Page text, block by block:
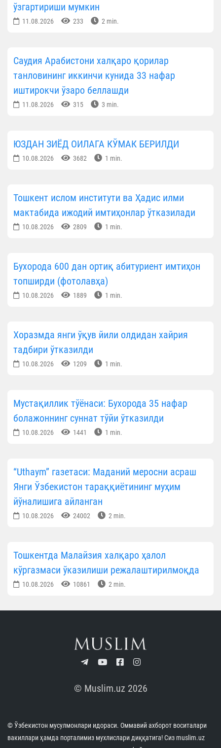
ўзгартириши мумкин
11.08.2026 233 2 min.
Саудия Арабистони халқаро қорилар
танловининг иккинчи кунида 33 нафар
иштирокчи ўзаро беллашди
11.08.2026 315 3 min.
ЮЗДАН ЗИЁД ОИЛАГА КЎМАК БЕРИЛДИ
10.08.2026 3682 1 min.
Тошкент ислом институти ва Ҳадис илми
мактабида ижодий имтиҳонлар ўтказилади
10.08.2026 2809 1 min.
Бухорода 600 дан ортиқ абитуриент имтиҳон
топширди (фотолавҳа)
10.08.2026 1889 1 min.
Хоразмда янги ўқув йили олдидан хайрия
тадбири ўтказилди
10.08.2026 1209 1 min.
Мустақиллик тўёнаси: Бухорода 35 нафар
болажоннинг суннат тўйи ўтказилди
10.08.2026 1441 1 min.
“Uthaym” газетаси: Маданий меросни асраш
Янги Ўзбекистон тараққиётининг муҳим
йўналишига айланган
10.08.2026 24002 2 min.
Тошкентда Малайзия халқаро ҳалол
кўргазмаси ўказилиши режалаштирилмоқда
10.08.2026 10861 2 min.
© Muslim.uz 2026
© Ўзбекистон мусулмонлари идораси. Оммавий ахборот воситалари
вакиллари ҳамда порталимиз мухлислари диққатига! Сиз muslim.uz